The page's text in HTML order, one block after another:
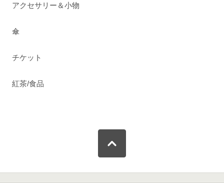
アクセサリー＆小物
傘
チケット
紅茶/食品